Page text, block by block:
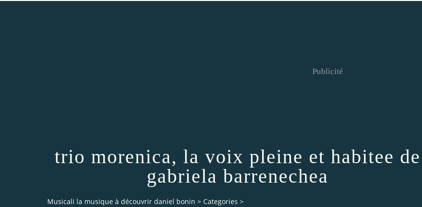
Publicité
trio morenica, la voix pleine et habitee de
gabriela barrenechea
Musicali la musique à découvrir daniel bonin > Categories >